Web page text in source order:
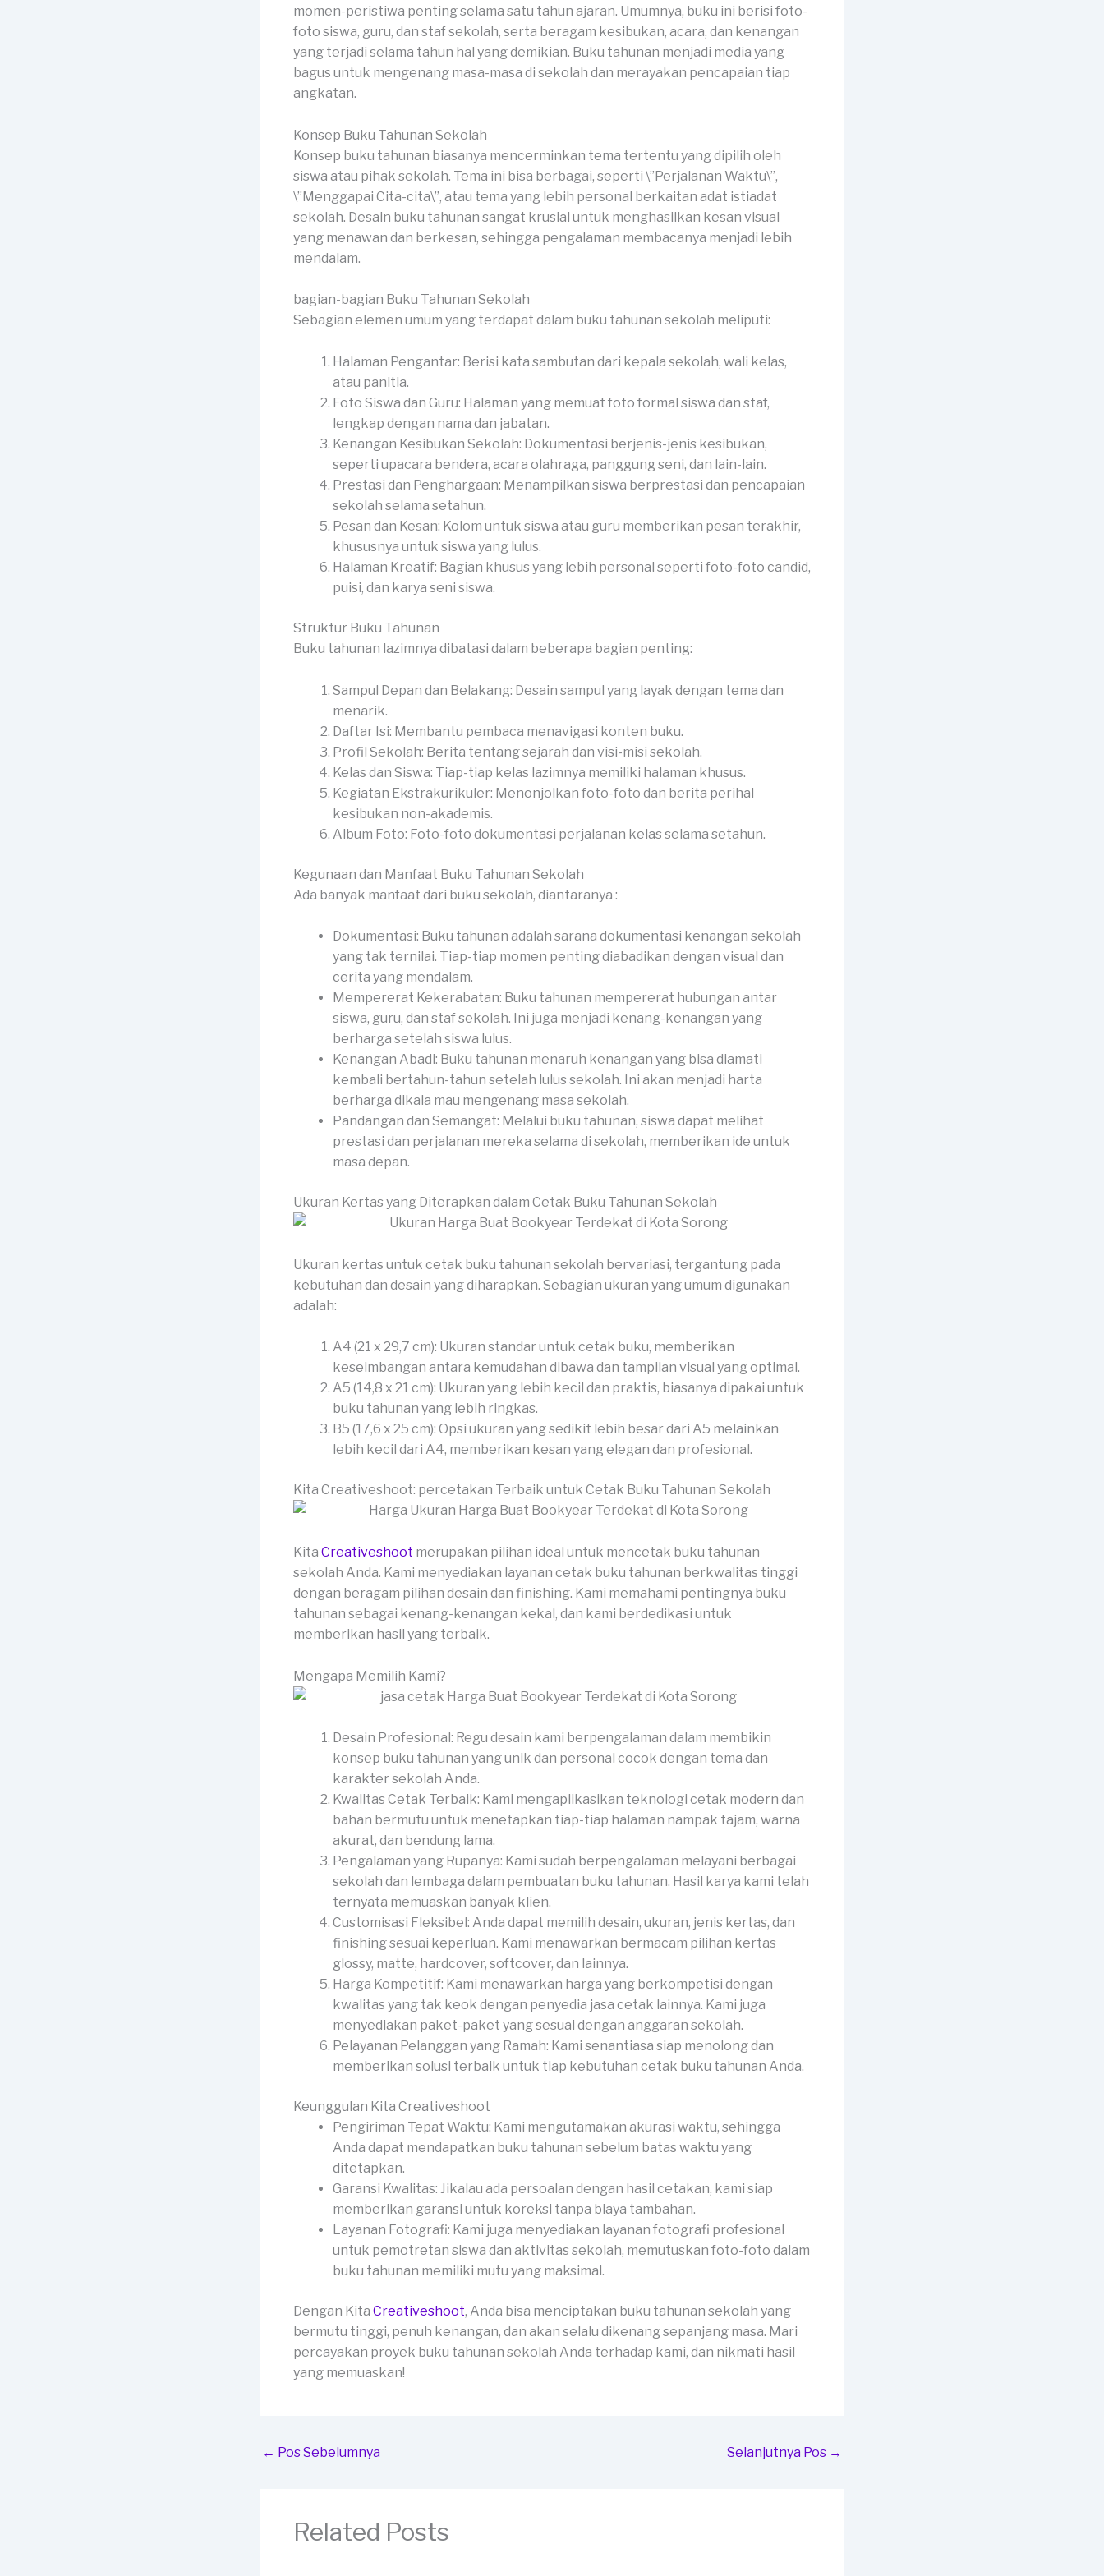
momen-peristiwa penting selama satu tahun ajaran. Umumnya, buku ini berisi foto-
foto siswa, guru, dan staf sekolah, serta beragam kesibukan, acara, dan kenangan
yang terjadi selama tahun hal yang demikian. Buku tahunan menjadi media yang
bagus untuk mengenang masa-masa di sekolah dan merayakan pencapaian tiap
angkatan.
Konsep Buku Tahunan Sekolah
Konsep buku tahunan biasanya mencerminkan tema tertentu yang dipilih oleh
siswa atau pihak sekolah. Tema ini bisa berbagai, seperti \”Perjalanan Waktu\”,
\”Menggapai Cita-cita\”, atau tema yang lebih personal berkaitan adat istiadat
sekolah. Desain buku tahunan sangat krusial untuk menghasilkan kesan visual
yang menawan dan berkesan, sehingga pengalaman membacanya menjadi lebih
mendalam.
bagian-bagian Buku Tahunan Sekolah
Sebagian elemen umum yang terdapat dalam buku tahunan sekolah meliputi:
Halaman Pengantar: Berisi kata sambutan dari kepala sekolah, wali kelas,
atau panitia.
Foto Siswa dan Guru: Halaman yang memuat foto formal siswa dan staf,
lengkap dengan nama dan jabatan.
Kenangan Kesibukan Sekolah: Dokumentasi berjenis-jenis kesibukan,
seperti upacara bendera, acara olahraga, panggung seni, dan lain-lain.
Prestasi dan Penghargaan: Menampilkan siswa berprestasi dan pencapaian
sekolah selama setahun.
Pesan dan Kesan: Kolom untuk siswa atau guru memberikan pesan terakhir,
khususnya untuk siswa yang lulus.
Halaman Kreatif: Bagian khusus yang lebih personal seperti foto-foto candid,
puisi, dan karya seni siswa.
Struktur Buku Tahunan
Buku tahunan lazimnya dibatasi dalam beberapa bagian penting:
Sampul Depan dan Belakang: Desain sampul yang layak dengan tema dan
menarik.
Daftar Isi: Membantu pembaca menavigasi konten buku.
Profil Sekolah: Berita tentang sejarah dan visi-misi sekolah.
Kelas dan Siswa: Tiap-tiap kelas lazimnya memiliki halaman khusus.
Kegiatan Ekstrakurikuler: Menonjolkan foto-foto dan berita perihal
kesibukan non-akademis.
Album Foto: Foto-foto dokumentasi perjalanan kelas selama setahun.
Kegunaan dan Manfaat Buku Tahunan Sekolah
Ada banyak manfaat dari buku sekolah, diantaranya :
Dokumentasi: Buku tahunan adalah sarana dokumentasi kenangan sekolah
yang tak ternilai. Tiap-tiap momen penting diabadikan dengan visual dan
cerita yang mendalam.
Mempererat Kekerabatan: Buku tahunan mempererat hubungan antar
siswa, guru, dan staf sekolah. Ini juga menjadi kenang-kenangan yang
berharga setelah siswa lulus.
Kenangan Abadi: Buku tahunan menaruh kenangan yang bisa diamati
kembali bertahun-tahun setelah lulus sekolah. Ini akan menjadi harta
berharga dikala mau mengenang masa sekolah.
Pandangan dan Semangat: Melalui buku tahunan, siswa dapat melihat
prestasi dan perjalanan mereka selama di sekolah, memberikan ide untuk
masa depan.
Ukuran Kertas yang Diterapkan dalam Cetak Buku Tahunan Sekolah
Ukuran kertas untuk cetak buku tahunan sekolah bervariasi, tergantung pada
kebutuhan dan desain yang diharapkan. Sebagian ukuran yang umum digunakan
adalah:
A4 (21 x 29,7 cm): Ukuran standar untuk cetak buku, memberikan
keseimbangan antara kemudahan dibawa dan tampilan visual yang optimal.
A5 (14,8 x 21 cm): Ukuran yang lebih kecil dan praktis, biasanya dipakai untuk
buku tahunan yang lebih ringkas.
B5 (17,6 x 25 cm): Opsi ukuran yang sedikit lebih besar dari A5 melainkan
lebih kecil dari A4, memberikan kesan yang elegan dan profesional.
Kita Creativeshoot: percetakan Terbaik untuk Cetak Buku Tahunan Sekolah
Kita Creativeshoot merupakan pilihan ideal untuk mencetak buku tahunan
sekolah Anda. Kami menyediakan layanan cetak buku tahunan berkwalitas tinggi
dengan beragam pilihan desain dan finishing. Kami memahami pentingnya buku
tahunan sebagai kenang-kenangan kekal, dan kami berdedikasi untuk
memberikan hasil yang terbaik.
Mengapa Memilih Kami?
Desain Profesional: Regu desain kami berpengalaman dalam membikin
konsep buku tahunan yang unik dan personal cocok dengan tema dan
karakter sekolah Anda.
Kwalitas Cetak Terbaik: Kami mengaplikasikan teknologi cetak modern dan
bahan bermutu untuk menetapkan tiap-tiap halaman nampak tajam, warna
akurat, dan bendung lama.
Pengalaman yang Rupanya: Kami sudah berpengalaman melayani berbagai
sekolah dan lembaga dalam pembuatan buku tahunan. Hasil karya kami telah
ternyata memuaskan banyak klien.
Customisasi Fleksibel: Anda dapat memilih desain, ukuran, jenis kertas, dan
finishing sesuai keperluan. Kami menawarkan bermacam pilihan kertas
glossy, matte, hardcover, softcover, dan lainnya.
Harga Kompetitif: Kami menawarkan harga yang berkompetisi dengan
kwalitas yang tak keok dengan penyedia jasa cetak lainnya. Kami juga
menyediakan paket-paket yang sesuai dengan anggaran sekolah.
Pelayanan Pelanggan yang Ramah: Kami senantiasa siap menolong dan
memberikan solusi terbaik untuk tiap kebutuhan cetak buku tahunan Anda.
Keunggulan Kita Creativeshoot
Pengiriman Tepat Waktu: Kami mengutamakan akurasi waktu, sehingga
Anda dapat mendapatkan buku tahunan sebelum batas waktu yang
ditetapkan.
Garansi Kwalitas: Jikalau ada persoalan dengan hasil cetakan, kami siap
memberikan garansi untuk koreksi tanpa biaya tambahan.
Layanan Fotografi: Kami juga menyediakan layanan fotografi profesional
untuk pemotretan siswa dan aktivitas sekolah, memutuskan foto-foto dalam
buku tahunan memiliki mutu yang maksimal.
Dengan Kita Creativeshoot, Anda bisa menciptakan buku tahunan sekolah yang
bermutu tinggi, penuh kenangan, dan akan selalu dikenang sepanjang masa. Mari
percayakan proyek buku tahunan sekolah Anda terhadap kami, dan nikmati hasil
yang memuaskan!
← Pos Sebelumnya Selanjutnya Pos →
Related Posts